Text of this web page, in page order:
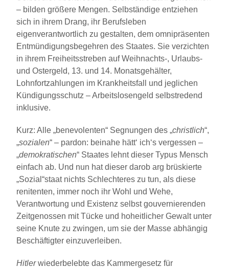
– bilden größere Mengen. Selbständige entziehen
sich in ihrem Drang, ihr Berufsleben
eigenverantwortlich zu gestalten, dem omnipräsenten
Entmündigungsbegehren des Staates. Sie verzichten
in ihrem Freiheitsstreben auf Weihnachts-, Urlaubs-
und Ostergeld, 13. und 14. Monatsgehälter,
Lohnfortzahlungen im Krankheitsfall und jeglichen
Kündigungsschutz – Arbeitslosengeld selbstredend
inklusive.
Kurz: Alle „benevolenten“ Segnungen des „christlich“,
„sozialen“ – pardon: beinahe hätt‘ ich‘s vergessen –
„demokratischen“ Staates lehnt dieser Typus Mensch
einfach ab. Und nun hat dieser darob arg brüskierte
„Sozial“staat nichts Schlechteres zu tun, als diese
renitenten, immer noch ihr Wohl und Wehe,
Verantwortung und Existenz selbst gouvernierenden
Zeitgenossen mit Tücke und hoheitlicher Gewalt unter
seine Knute zu zwingen, um sie der Masse abhängig
Beschäftigter einzuverleiben.
Hitlerwiederbelebte das Kammergesetz für